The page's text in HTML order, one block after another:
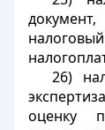
26)
оценку